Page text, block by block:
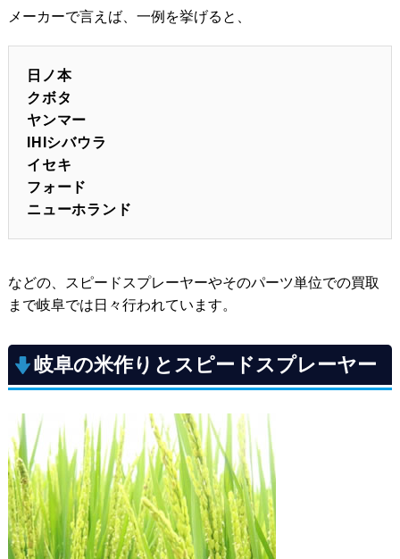
メーカーで言えば、一例を挙げると、
日ノ本
クボタ
ヤンマー
IHIシバウラ
イセキ
フォード
ニューホランド
などの、スピードスプレーヤーやそのパーツ単位での買取
まで岐阜では日々行われています。
岐阜の米作りとスピードスプレーヤー